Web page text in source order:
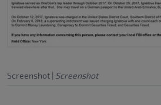
Screenshot Screenshot